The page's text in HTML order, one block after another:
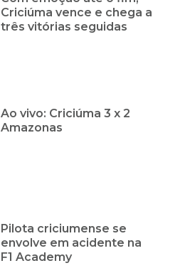
Criciúma vence e chega a
três vitórias seguidas
Ao vivo: Criciúma 3 x 2
Amazonas
Pilota criciumense se
envolve em acidente na
F1 Academy